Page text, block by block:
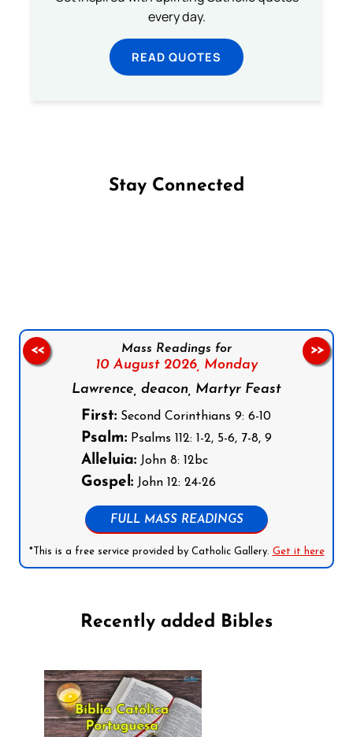
every day.
READ QUOTES
Stay Connected
Mass Readings for
10 August 2026, Monday
Lawrence, deacon, Martyr Feast
First: Second Corinthians 9: 6-10
Psalm: Psalms 112: 1-2, 5-6, 7-8, 9
Alleluia: John 8: 12bc
Gospel: John 12: 24-26
FULL MASS READINGS
*This is a free service provided by Catholic Gallery. Get it here
<< >>
Recently added Bibles